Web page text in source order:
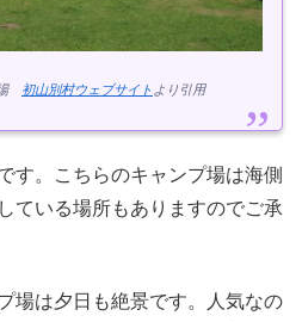
初山別村ウェブサイト より引用
す。こちらのキャンプ場は海側
ている場所もありますのでご承
場は夕日も絶景です。人気なの